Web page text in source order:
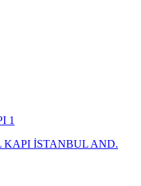
İSTANBUL AND.